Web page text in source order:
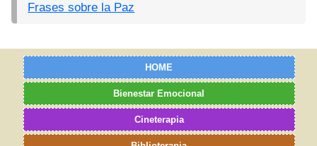
Frases sobre la Paz
HOME
Bienestar Emocional
Cineterapia